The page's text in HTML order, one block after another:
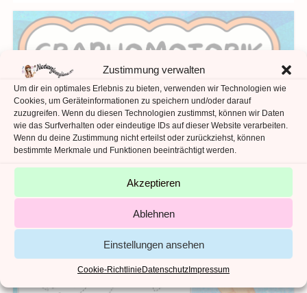
Zustimmung verwalten
Um dir ein optimales Erlebnis zu bieten, verwenden wir Technologien wie
Cookies, um Geräteinformationen zu speichern und/oder darauf
zuzugreifen. Wenn du diesen Technologien zustimmst, können wir Daten
wie das Surfverhalten oder eindeutige IDs auf dieser Website verarbeiten.
Wenn du deine Zustimmung nicht erteilst oder zurückziehst, können
bestimmte Merkmale und Funktionen beeinträchtigt werden.
Akzeptieren
Ablehnen
Einstellungen ansehen
Cookie-RichtlinieDatenschutzImpressum